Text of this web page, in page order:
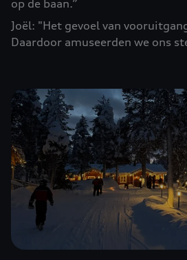
op de baan.”
Joël: "Het gevoel van
Daardoor amuseerden we ons